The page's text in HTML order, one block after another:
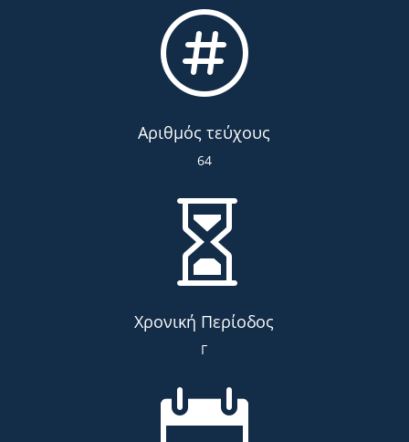

Αριθμός τεύχους
64

Χρονική Περίοδος
Γ